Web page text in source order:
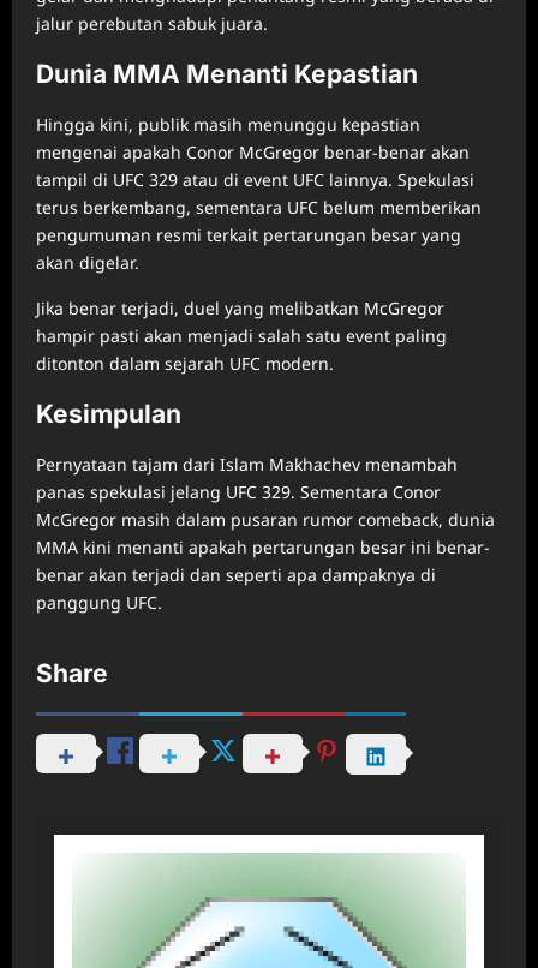
jalur perebutan sabuk juara.
Dunia MMA Menanti Kepastian
Hingga kini, publik masih menunggu kepastian
mengenai apakah Conor McGregor benar-benar akan
tampil di UFC 329 atau di event UFC lainnya. Spekulasi
terus berkembang, sementara UFC belum memberikan
pengumuman resmi terkait pertarungan besar yang
akan digelar.
Jika benar terjadi, duel yang melibatkan McGregor
hampir pasti akan menjadi salah satu event paling
ditonton dalam sejarah UFC modern.
Kesimpulan
Pernyataan tajam dari Islam Makhachev menambah
panas spekulasi jelang UFC 329. Sementara Conor
McGregor masih dalam pusaran rumor comeback, dunia
MMA kini menanti apakah pertarungan besar ini benar-
benar akan terjadi dan seperti apa dampaknya di
panggung UFC.
Share